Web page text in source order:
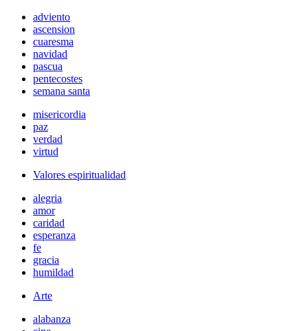
adviento
ascension
cuaresma
navidad
pascua
pentecostes
semana santa
misericordia
paz
verdad
virtud
Valores espiritualidad
alegria
amor
caridad
esperanza
fe
gracia
humildad
Arte
alabanza